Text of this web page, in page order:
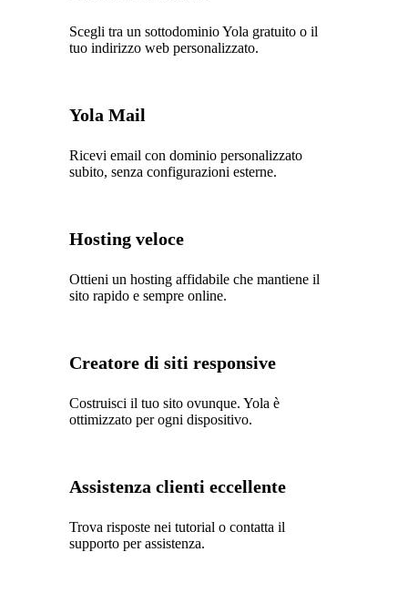
Scegli tra un sottodominio Yola gratuito o il
tuo indirizzo web personalizzato.
Yola Mail
Ricevi email con dominio personalizzato
subito, senza configurazioni esterne.
Hosting veloce
Ottieni un hosting affidabile che mantiene il
sito rapido e sempre online.
Creatore di siti responsive
Costruisci il tuo sito ovunque. Yola è
ottimizzato per ogni dispositivo.
Assistenza clienti eccellente
Trova risposte nei tutorial o contatta il
supporto per assistenza.